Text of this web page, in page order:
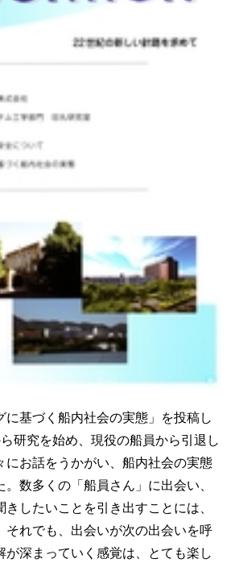
に基づく船内社会の実態」を投稿し
研究を始め、現役の船員から引退し
にお話をうかがい、船内社会の実態
数多くの「船員さん」に出会い、
したいことを引き出すことには、
それでも、出会いが次の出会いを呼
が深まっていく感覚は、とても楽し